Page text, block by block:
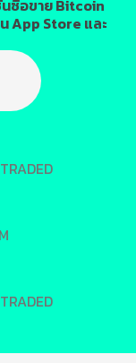
ซื้อขาย Bitcoin
App Store และ